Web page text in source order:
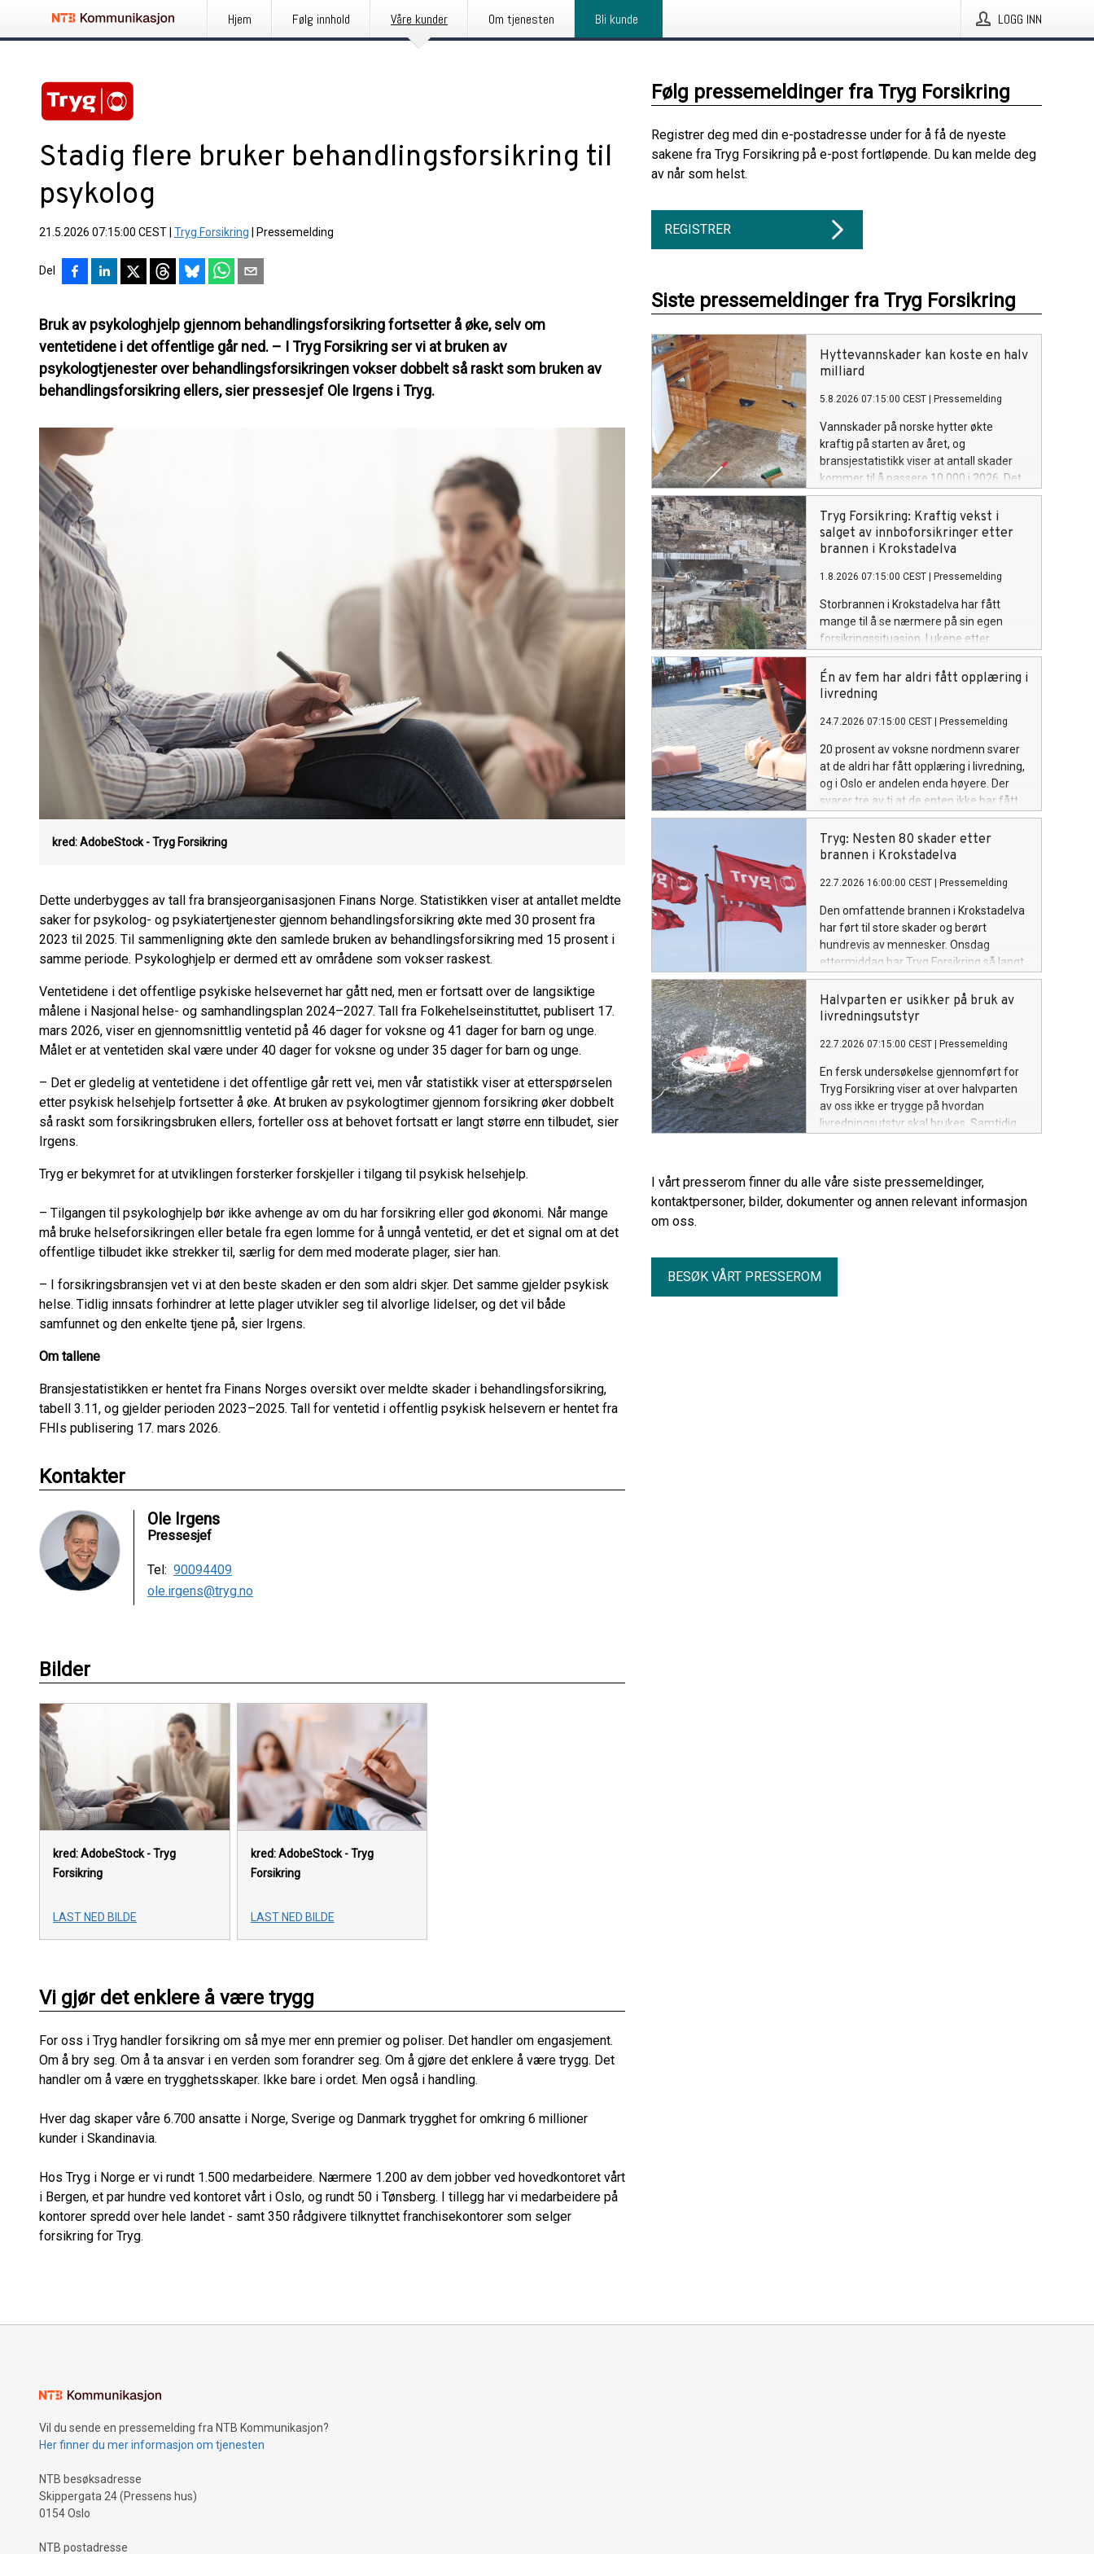
Hjem Følg innhold Våre kunder Om tjenesten Bli kunde LOGG INN
Stadig flere bruker behandlingsforsikring til
psykolog
21.5.2026 07:15:00 CEST Tryg Forsikring Pressemelding
Del
Bruk av psykologhjelp gjennom behandlingsforsikring fortsetter å øke, selv om
ventetidene i det offentlige går ned. – I Tryg Forsikring ser vi at bruken av
psykologtjenester over behandlingsforsikringen vokser dobbelt så raskt som bruken av
behandlingsforsikring ellers, sier pressesjef Ole Irgens i Tryg.
kred: AdobeStock - Tryg Forsikring
Dette underbygges av tall fra bransjeorganisasjonen Finans Norge. Statistikken viser at antallet meldte
saker for psykolog- og psykiatertjenester gjennom behandlingsforsikring økte med 30 prosent fra
2023 til 2025. Til sammenligning økte den samlede bruken av behandlingsforsikring med 15 prosent i
samme periode. Psykologhjelp er dermed ett av områdene som vokser raskest.
Ventetidene i det offentlige psykiske helsevernet har gått ned, men er fortsatt over de langsiktige
målene i Nasjonal helse- og samhandlingsplan 2024–2027. Tall fra Folkehelseinstituttet, publisert 17.
mars 2026, viser en gjennomsnittlig ventetid på 46 dager for voksne og 41 dager for barn og unge.
Målet er at ventetiden skal være under 40 dager for voksne og under 35 dager for barn og unge.
– Det er gledelig at ventetidene i det offentlige går rett vei, men vår statistikk viser at etterspørselen
etter psykisk helsehjelp fortsetter å øke. At bruken av psykologtimer gjennom forsikring øker dobbelt
så raskt som forsikringsbruken ellers, forteller oss at behovet fortsatt er langt større enn tilbudet, sier
Irgens.
Tryg er bekymret for at utviklingen forsterker forskjeller i tilgang til psykisk helsehjelp.
– Tilgangen til psykologhjelp bør ikke avhenge av om du har forsikring eller god økonomi. Når mange
må bruke helseforsikringen eller betale fra egen lomme for å unngå ventetid, er det et signal om at det
offentlige tilbudet ikke strekker til, særlig for dem med moderate plager, sier han.
– I forsikringsbransjen vet vi at den beste skaden er den som aldri skjer. Det samme gjelder psykisk
helse. Tidlig innsats forhindrer at lette plager utvikler seg til alvorlige lidelser, og det vil både
samfunnet og den enkelte tjene på, sier Irgens.
Om tallene
Bransjestatistikken er hentet fra Finans Norges oversikt over meldte skader i behandlingsforsikring,
tabell 3.11, og gjelder perioden 2023–2025. Tall for ventetid i offentlig psykisk helsevern er hentet fra
FHIs publisering 17. mars 2026.
Kontakter
Ole Irgens
Pressesjef
Tel: 90094409
ole.irgens@tryg.no
Bilder
kred: AdobeStock - Tryg
Forsikring
LAST NED BILDE
kred: AdobeStock - Tryg
Forsikring
LAST NED BILDE
Vi gjør det enklere å være trygg
For oss i Tryg handler forsikring om så mye mer enn premier og poliser. Det handler om engasjement.
Om å bry seg. Om å ta ansvar i en verden som forandrer seg. Om å gjøre det enklere å være trygg. Det
handler om å være en trygghetsskaper. Ikke bare i ordet. Men også i handling.
Hver dag skaper våre 6.700 ansatte i Norge, Sverige og Danmark trygghet for omkring 6 millioner
kunder i Skandinavia.
Hos Tryg i Norge er vi rundt 1.500 medarbeidere. Nærmere 1.200 av dem jobber ved hovedkontoret vårt
i Bergen, et par hundre ved kontoret vårt i Oslo, og rundt 50 i Tønsberg. I tillegg har vi medarbeidere på
kontorer spredd over hele landet - samt 350 rådgivere tilknyttet franchisekontorer som selger
forsikring for Tryg.
Følg pressemeldinger fra Tryg Forsikring
Registrer deg med din e-postadresse under for å få de nyeste
sakene fra Tryg Forsikring på e-post fortløpende. Du kan melde deg
av når som helst.
REGISTRER
Siste pressemeldinger fra Tryg Forsikring
Hyttevannskader kan koste en halv
milliard
5.8.2026 07:15:00 CEST Pressemelding
Vannskader på norske hytter økte
kraftig på starten av året, og
bransjestatistikk viser at antall skader
kommer til å passere 10.000 i 2026. Det
er en økning på over 50 prosent. –
Mange av skadene har ikke blitt
oppdaget før i sommer, og ble langt
større enn de hadde trengt å være, sier
Tryg Forsikring.
Tryg Forsikring: Kraftig vekst i
salget av innboforsikringer etter
brannen i Krokstadelva
1.8.2026 07:15:00 CEST Pressemelding
Storbrannen i Krokstadelva har fått
mange til å se nærmere på sin egen
forsikringssituasjon. I ukene etter
brannen har Tryg registrert en kraftig
økning i salg av innboforsikringer.
Samtidig har mange kunder valgt å øke
allerede har.
Én av fem har aldri fått opplæring i
livredning
24.7.2026 07:15:00 CEST Pressemelding
20 prosent av voksne nordmenn svarer
at de aldri har fått opplæring i livredning,
og i Oslo er andelen enda høyere. Der
svarer tre av ti at de enten ikke har fått
slik opplæring, eller ikke vet om de har
fått det, viser en fersk undersøkelse
gjennomført for Tryg Forsikring.
Tryg: Nesten 80 skader etter
brannen i Krokstadelva
22.7.2026 16:00:00 CEST Pressemelding
Den omfattende brannen i Krokstadelva
har ført til store skader og berørt
hundrevis av mennesker. Onsdag
ettermiddag har Tryg Forsikring så langt
mottatt 78 skademeldinger knyttet til
brannen.
Halvparten er usikker på bruk av
livredningsutstyr
22.7.2026 07:15:00 CEST Pressemelding
En fersk undersøkelse gjennomført for
Tryg Forsikring viser at over halvparten
av oss ikke er trygge på hvordan
livredningsutstyr skal brukes. Samtidig
I vårt presserom finner du alle våre siste pressemeldinger,
kontaktpersoner, bilder, dokumenter og annen relevant informasjon
om oss.
BESØK VÅRT PRESSEROM
Vil du sende en pressemelding fra NTB Kommunikasjon?
Her finner du mer informasjon om tjenesten
NTB besøksadresse
Skippergata 24 (Pressens hus)
0154 Oslo
NTB postadresse